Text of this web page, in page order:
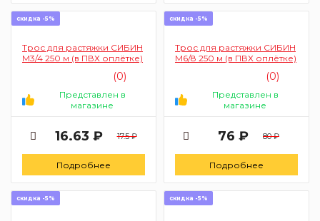
скидка -5%
Трос для растяжки СИБИН
М3/4 250 м (в ПВХ оплётке)
(0)
Представлен в
магазине
16.63 ₽ 17.5 ₽
Подробнее
скидка -5%
Трос для растяжки СИБИН
М6/8 250 м (в ПВХ оплётке)
(0)
Представлен в
магазине
76 ₽ 80 ₽
Подробнее
скидка -5% скидка -5%